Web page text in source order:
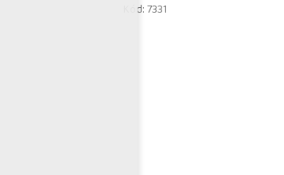
Kód:7331